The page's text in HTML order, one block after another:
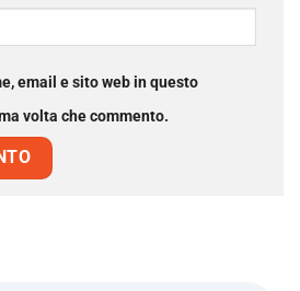
email e sito web in questo
volta che commento.